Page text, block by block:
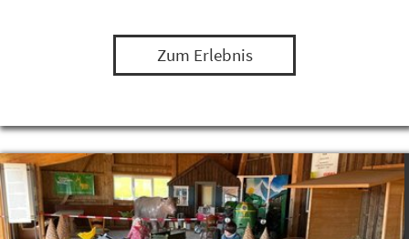
Zum Erlebnis